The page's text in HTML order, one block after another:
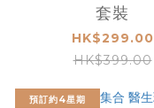
套裝
HK$299.00
HK$399.00
預訂約4星期